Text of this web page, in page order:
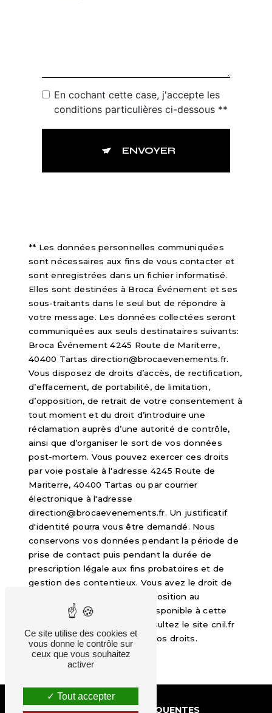
En cochant cette case, j'accepte les
conditions particulières ci-dessous **
ENVOYER
** Les données personnelles communiquées
sont nécessaires aux fins de vous contacter et
sont enregistrées dans un fichier informatisé.
Elles sont destinées à Broca Événement et ses
sous-traitants dans le seul but de répondre à
votre message. Les données collectées seront
communiquées aux seuls destinataires suivants:
Broca Événement 4245 Route de Mariterre,
40400 Tartas direction@brocaevenements.fr.
Vous disposez de droits d’accès, de rectification,
d’effacement, de portabilité, de limitation,
d’opposition, de retrait de votre consentement à
tout moment et du droit d’introduire une
réclamation auprès d’une autorité de contrôle,
ainsi que d’organiser le sort de vos données
post-mortem. Vous pouvez exercer ces droits
par voie postale à l'adresse 4245 Route de
Mariterre, 40400 Tartas ou par courrier
électronique à l'adresse
direction@brocaevenements.fr. Un justificatif
d'identité pourra vous être demandé. Nous
conservons vos données pendant la période de
prise de contact puis pendant la durée de
prescription légale aux fins probatoires et de
gestion des contentieux. Vous avez le droit de
vous inscrire sur la liste d'opposition au
démarchage téléphonique, disponible à cette
. Consultez le site cnil.fr
pour plus d’informations sur vos droits.
RECHERCHES FRÉQUENTES
Ce site utilise des cookies et
vous donne le contrôle sur
ceux que vous souhaitez
activer
Tout accepter